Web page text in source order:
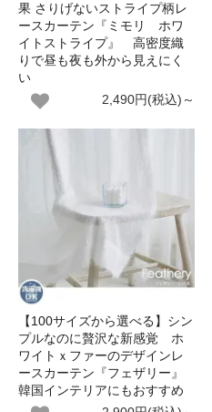
果 さりげないストライプ柄レ
ースカーテン『ミモリ ホワ
イトストライプ』 高密度織
りで昼も夜も外から見えにく
い
2,490円(税込)～
【100サイズから選べる】シン
プルなのに贅沢な新感覚 ホ
ワイトｘファーのデザインレ
ースカーテン『フェザリー』
韓国インテリアにもおすすめ